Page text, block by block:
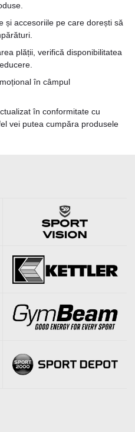
și accesoriile pe care dorești să
plății, verifică disponibilitatea
în câmpul
în conformitate cu
vei putea cumpăra produsele